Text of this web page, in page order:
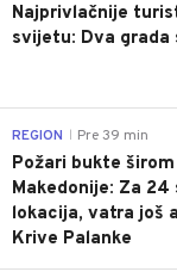
Najprivlačnije
svijetu: Dva grada
REGION Pre 39 min
Požari bukte
Makedonije: Za
lokacija, vatra još
Krive Palanke